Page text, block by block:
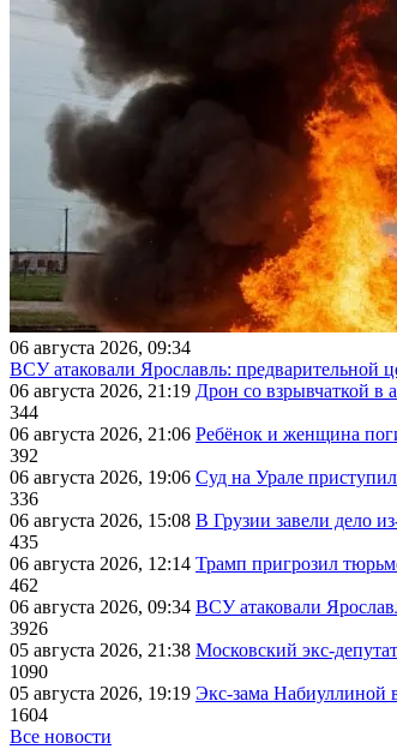
06 августа 2026, 09:34
ВСУ атаковали Ярославль:
06 августа 2026, 21:19 Дрон со взрывчаткой в
344
06 августа 2026, 21:06 Ребёнок и женщина
392
06 августа 2026, 19:06 Суд на Урале
336
06 августа 2026, 15:08 В Грузии завели дело
435
06 августа 2026, 12:14 Трамп пригрозил
462
06 августа 2026, 09:34 ВСУ атаковали
3926
05 августа 2026, 21:38 Московский экс-
1090
05 августа 2026, 19:19 Экс-зама Набиуллиной
1604
Все новости